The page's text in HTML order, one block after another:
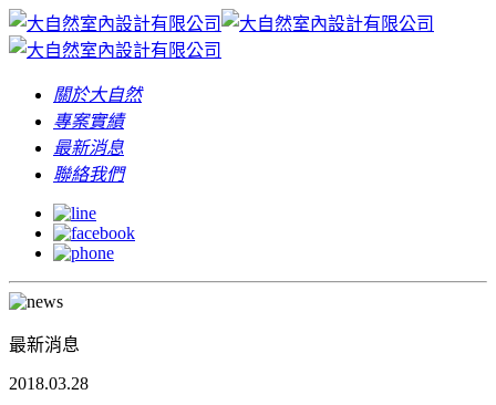
關於大自然
專案實績
最新消息
聯絡我們
最新消息
2018.03.28